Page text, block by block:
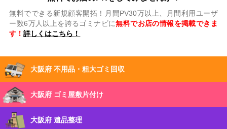
無料でできる新規顧客開拓！月間PV30万以上、月間利用ユーザ
ー数6万人以上を誇るゴミナビに無料でお店の情報を掲載できま
す！詳しくはこちら！
大阪府 不用品・粗大ゴミ回収
大阪府 ゴミ屋敷片付け
大阪府 遺品整理